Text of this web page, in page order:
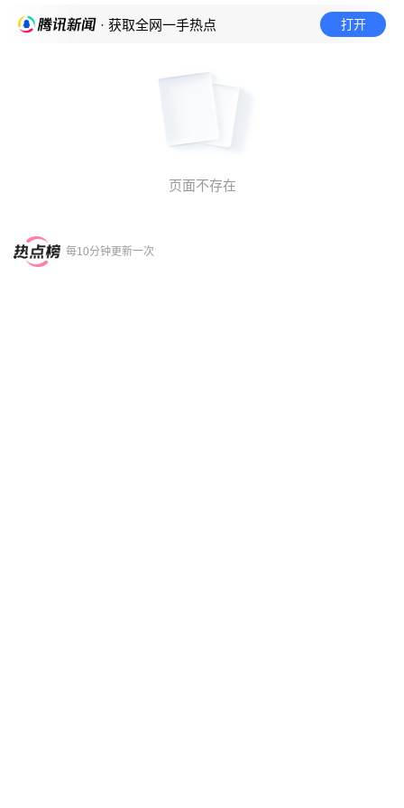
· 获取全网一手热点 打开
页面不存在
每10分钟更新一次